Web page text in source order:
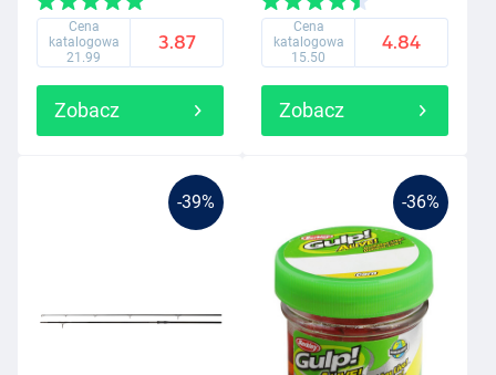
Cena
katalogowa
21.99
3.87
Zobacz
Cena
katalogowa
15.50
4.84
Zobacz
-39% -36%